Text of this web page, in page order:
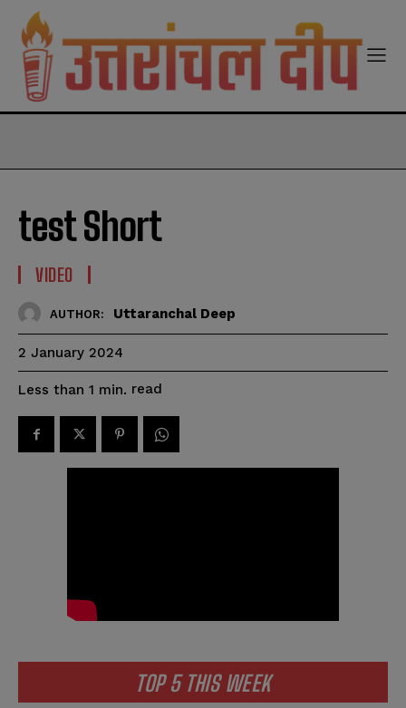
TOP 5 THIS WEEK
test Short
VIDEO
AUTHOR: Uttaranchal Deep
2 January 2024
Less than 1 min. read